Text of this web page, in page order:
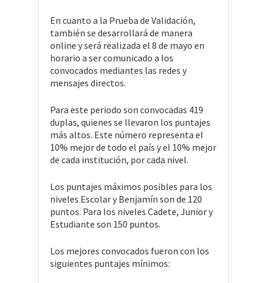
En cuanto a la Prueba de Validación,
también se desarrollará de manera
online y será realizada el 8 de mayo en
horario a ser comunicado a los
convocados mediantes las redes y
mensajes directos.
Para este periodo son convocadas 419
duplas, quienes se llevaron los puntajes
más altos. Este número representa el
10% mejor de todo el país y el 10% mejor
de cada institución, por cada nivel.
Los puntajes máximos posibles para los
niveles Escolar y Benjamín son de 120
puntos. Para los niveles Cadete, Junior y
Estudiante son 150 puntos.
Los mejores convocados fueron con los
siguientes puntajes mínimos: